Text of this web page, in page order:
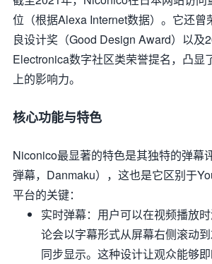
位（根据Alexa Internet数据）。它还曾
良设计奖（Good Design Award）以及
Electronica数字社区类荣誉提名，凸显
上的影响力。
核心功能与特色
Niconico最显著的特色是其独特的弹幕
弾幕，Danmaku），这也是它区别于
平台的关键：
实时弹幕：用户可以在视频播放
论会以字幕形式从屏幕右侧滚动
同步显示。这种设计让观众能够